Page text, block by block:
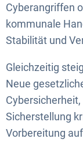
Cyberangriffen
kommunale
Stabilität und
Gleichzeitig
Neue
Sicherstellung
Vorbereitung